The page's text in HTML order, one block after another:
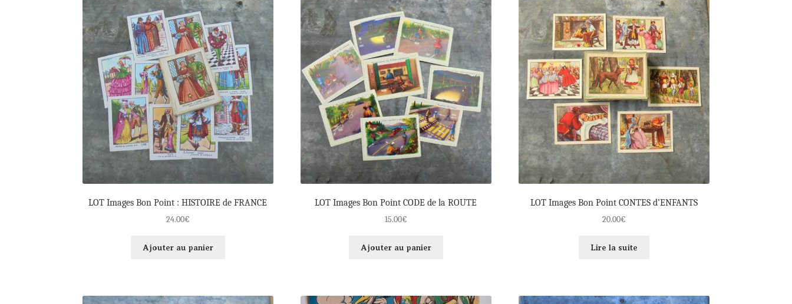
LOT Images Bon Point : HISTOIRE de FRANCE
24.00€
Ajouter au panier
LOT Images Bon Point CODE de la ROUTE
15.00€
Ajouter au panier
LOT Images Bon Point CONTES d’ENFANTS
20.00€
Lire la suite